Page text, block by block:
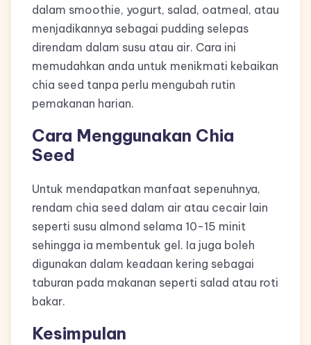
dalam smoothie, yogurt, salad, oatmeal, atau
menjadikannya sebagai pudding selepas
direndam dalam susu atau air. Cara ini
memudahkan anda untuk menikmati kebaikan
chia seed tanpa perlu mengubah rutin
pemakanan harian.
Cara Menggunakan Chia
Seed
Untuk mendapatkan manfaat sepenuhnya,
rendam chia seed dalam air atau cecair lain
seperti susu almond selama 10-15 minit
sehingga ia membentuk gel. Ia juga boleh
digunakan dalam keadaan kering sebagai
taburan pada makanan seperti salad atau roti
bakar.
Kesimpulan